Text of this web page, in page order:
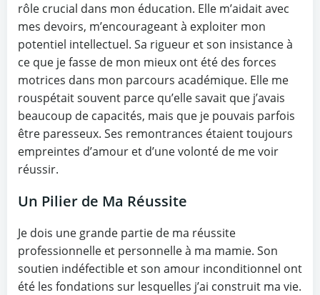
rôle crucial dans mon éducation. Elle m’aidait avec
mes devoirs, m’encourageant à exploiter mon
potentiel intellectuel. Sa rigueur et son insistance à
ce que je fasse de mon mieux ont été des forces
motrices dans mon parcours académique. Elle me
rouspétait souvent parce qu’elle savait que j’avais
beaucoup de capacités, mais que je pouvais parfois
être paresseux. Ses remontrances étaient toujours
empreintes d’amour et d’une volonté de me voir
réussir.
Un Pilier de Ma Réussite
Je dois une grande partie de ma réussite
professionnelle et personnelle à ma mamie. Son
soutien indéfectible et son amour inconditionnel ont
été les fondations sur lesquelles j’ai construit ma vie.